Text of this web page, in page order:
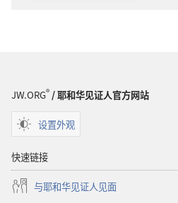
JW.ORG®/ 耶和华见证人官方网站
设置外观
快速链接
与耶和华见证人见面